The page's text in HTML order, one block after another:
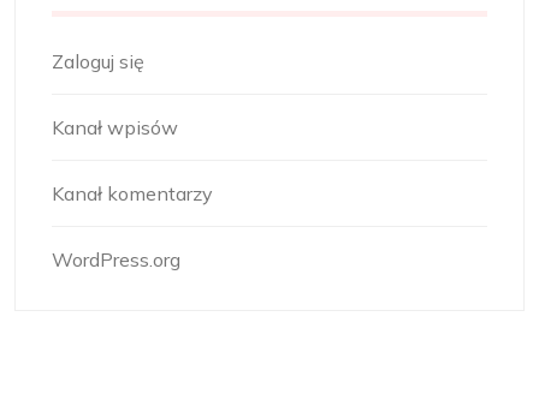
Zaloguj się
Kanał wpisów
Kanał komentarzy
WordPress.org